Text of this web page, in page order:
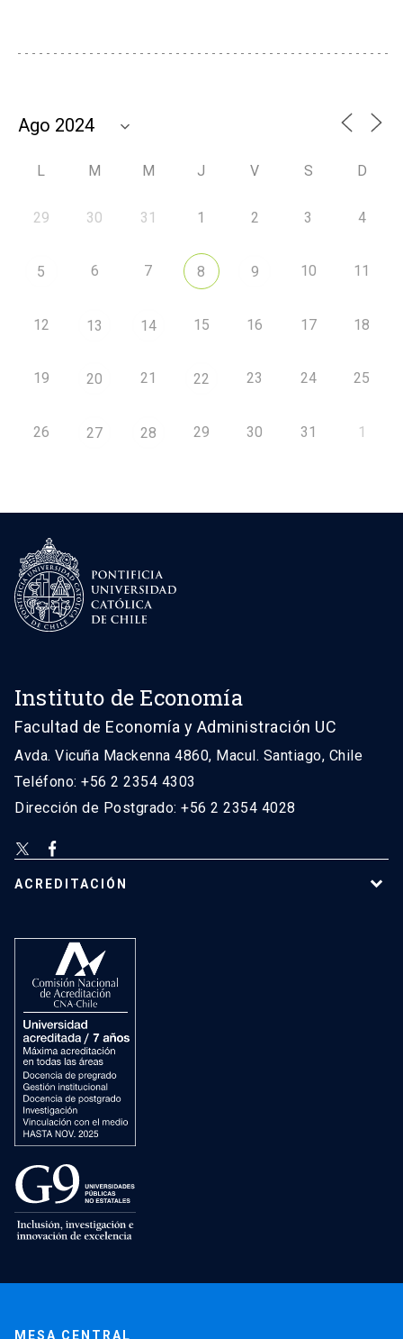
L M M J V S D
29 30 31 1 2 3 4
5 6 7 8 9 10 11
12 13 14 15 16 17 18
19 20 21 22 23 24 25
26 27 28 29 30 31 1
Instituto de Economía
Facultad de Economía y Administración UC
Avda. Vicuña Mackenna 4860, Macul. Santiago, Chile
Teléfono: +56 2 2354 4303
Dirección de Postgrado: +56 2 2354 4028
ACREDITACIÓN
MESA CENTRAL